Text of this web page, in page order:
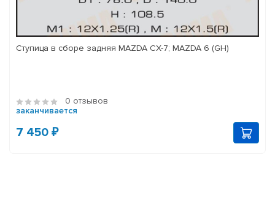
Ступица в сборе задняя MAZDA CX-7; MAZDA 6 (GH)
0 отзывов
заканчивается
7 450 ₽